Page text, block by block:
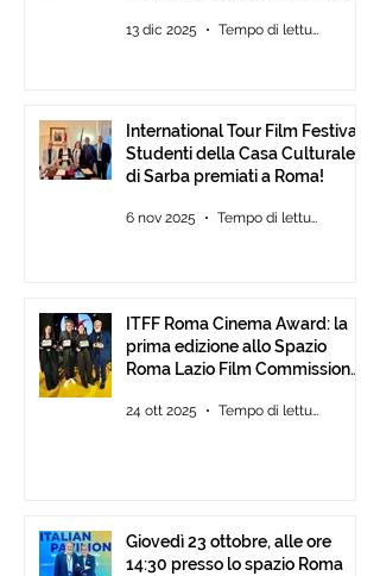
13 dic 2025 Tempo di lettura: 2 min
International Tour Film Festival:
Studenti della Casa Culturale
di Sarba premiati a Roma!
6 nov 2025 Tempo di lettura: 2 min
ITFF Roma Cinema Award: la
prima edizione allo Spazio
Roma Lazio Film Commission
24 ott 2025 Tempo di lettura: 2 min
Giovedì 23 ottobre, alle ore
14:30 presso lo spazio Roma